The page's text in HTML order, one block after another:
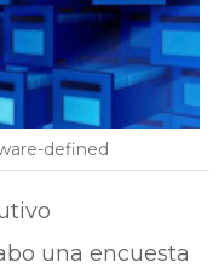
defined
una encuesta